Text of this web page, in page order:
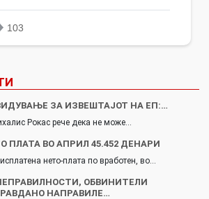
ЗА ИЗВЕШТАЈОТ НА ЕП:…
Рокас рече дека не може…
ПЛАТА ВО АПРИЛ 45.452 ДЕНАРИ
нето-плата по вработен, во…
ОБВИНИТЕЛИ
НАПРАВИЛЕ…